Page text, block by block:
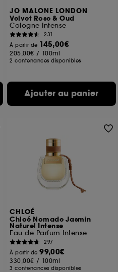
JO MALONE LONDON
Velvet Rose & Oud
Cologne Intense
231
À partir de 145,00€
205,00€ / 100ml
2 contenances disponibles
Ajouter au panier
CHLOÉ
Chloé Nomade Jasmin
Naturel Intense
Eau de Parfum Intense
297
À partir de99,00€
330,00€ / 100ml
3 contenances disponibles